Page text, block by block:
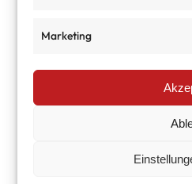
Marketing
© Copyright 2025 Prevain UG